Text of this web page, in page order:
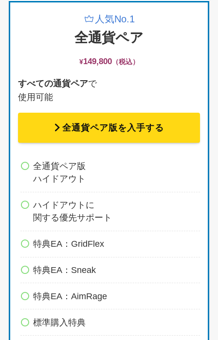
人気No.1
全通貨ペア
¥149,800（税込）
すべての通貨ペアで
使用可能
全通貨ペア版を入手する
全通貨ペア版
ハイドアウト
ハイドアウトに
関する優先サポート
特典EA：GridFlex
特典EA：Sneak
特典EA：AimRage
標準購入特典